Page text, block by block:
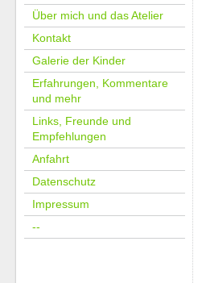
Über mich und das Atelier
Kontakt
Galerie der Kinder
Erfahrungen, Kommentare
und mehr
Links, Freunde und
Empfehlungen
Anfahrt
Datenschutz
Impressum
--